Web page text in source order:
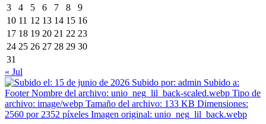
3
4 5 6 7 8
9
10 11 12 13 14 15 16
17 18 19 20 21 22 23
24 25 26 27 28 29 30
31
« Jul